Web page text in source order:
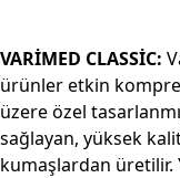
VARİMED CLASSİC:
ürünler etkin
üzere özel
sağlayan, yüksek
kumaşlardan üretilir.